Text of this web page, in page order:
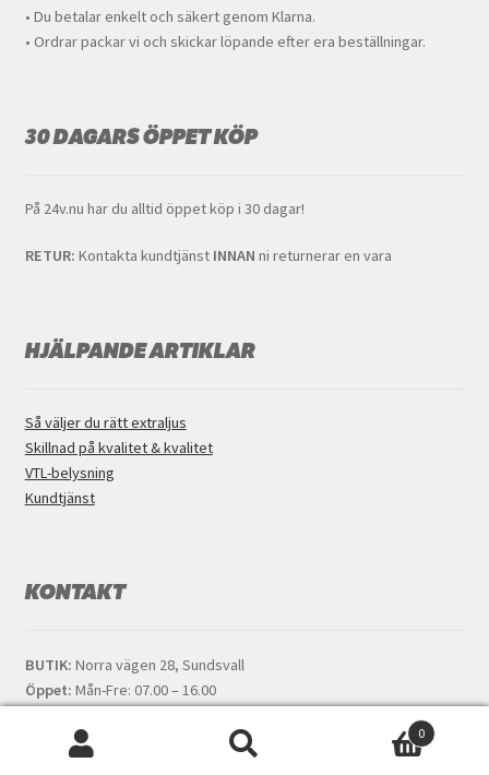
• Du betalar enkelt och säkert genom Klarna.
• Ordrar packar vi och skickar löpande efter era beställningar.
30 DAGARS ÖPPET KÖP
På 24v.nu har du alltid öppet köp i 30 dagar!
RETUR: Kontakta kundtjänst INNAN ni returnerar en vara
HJÄLPANDE ARTIKLAR
Så väljer du rätt extraljus
Skillnad på kvalitet & kvalitet
VTL-belysning
Kundtjänst
KONTAKT
BUTIK: Norra vägen 28, Sundsvall
Öppet: Mån-Fre: 07.00 – 16.00
Kontakt: Chatt eller 060-12 24 30
kundtjanst@24v.nu
0